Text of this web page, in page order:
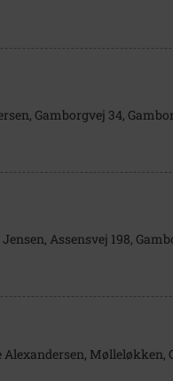
Gamborgvej 34,
Assensvej 198,
Alexandersen, Mølleløkken,